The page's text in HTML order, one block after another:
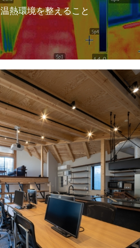
温熱環境を整えること